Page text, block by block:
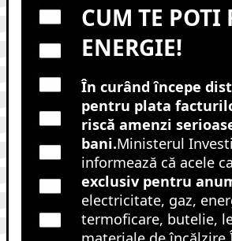
CUM TE POTI
ENERGIE!
În curând începe
pentru plata
riscă amenzi
bani.Ministerul
informează că acele
exclusiv pentru
electricitate, gaz,
termoficare, butelie,